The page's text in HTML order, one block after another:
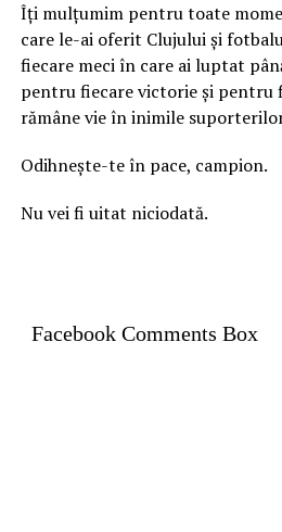
Îți mulțumim pentru toate
care le-ai oferit Clujului și
fiecare meci în care ai luptat
pentru fiecare victorie și pentru
rămâne vie în inimile
Odihnește-te în pace, campion.
Nu vei fi uitat niciodată.
Facebook Comments Box